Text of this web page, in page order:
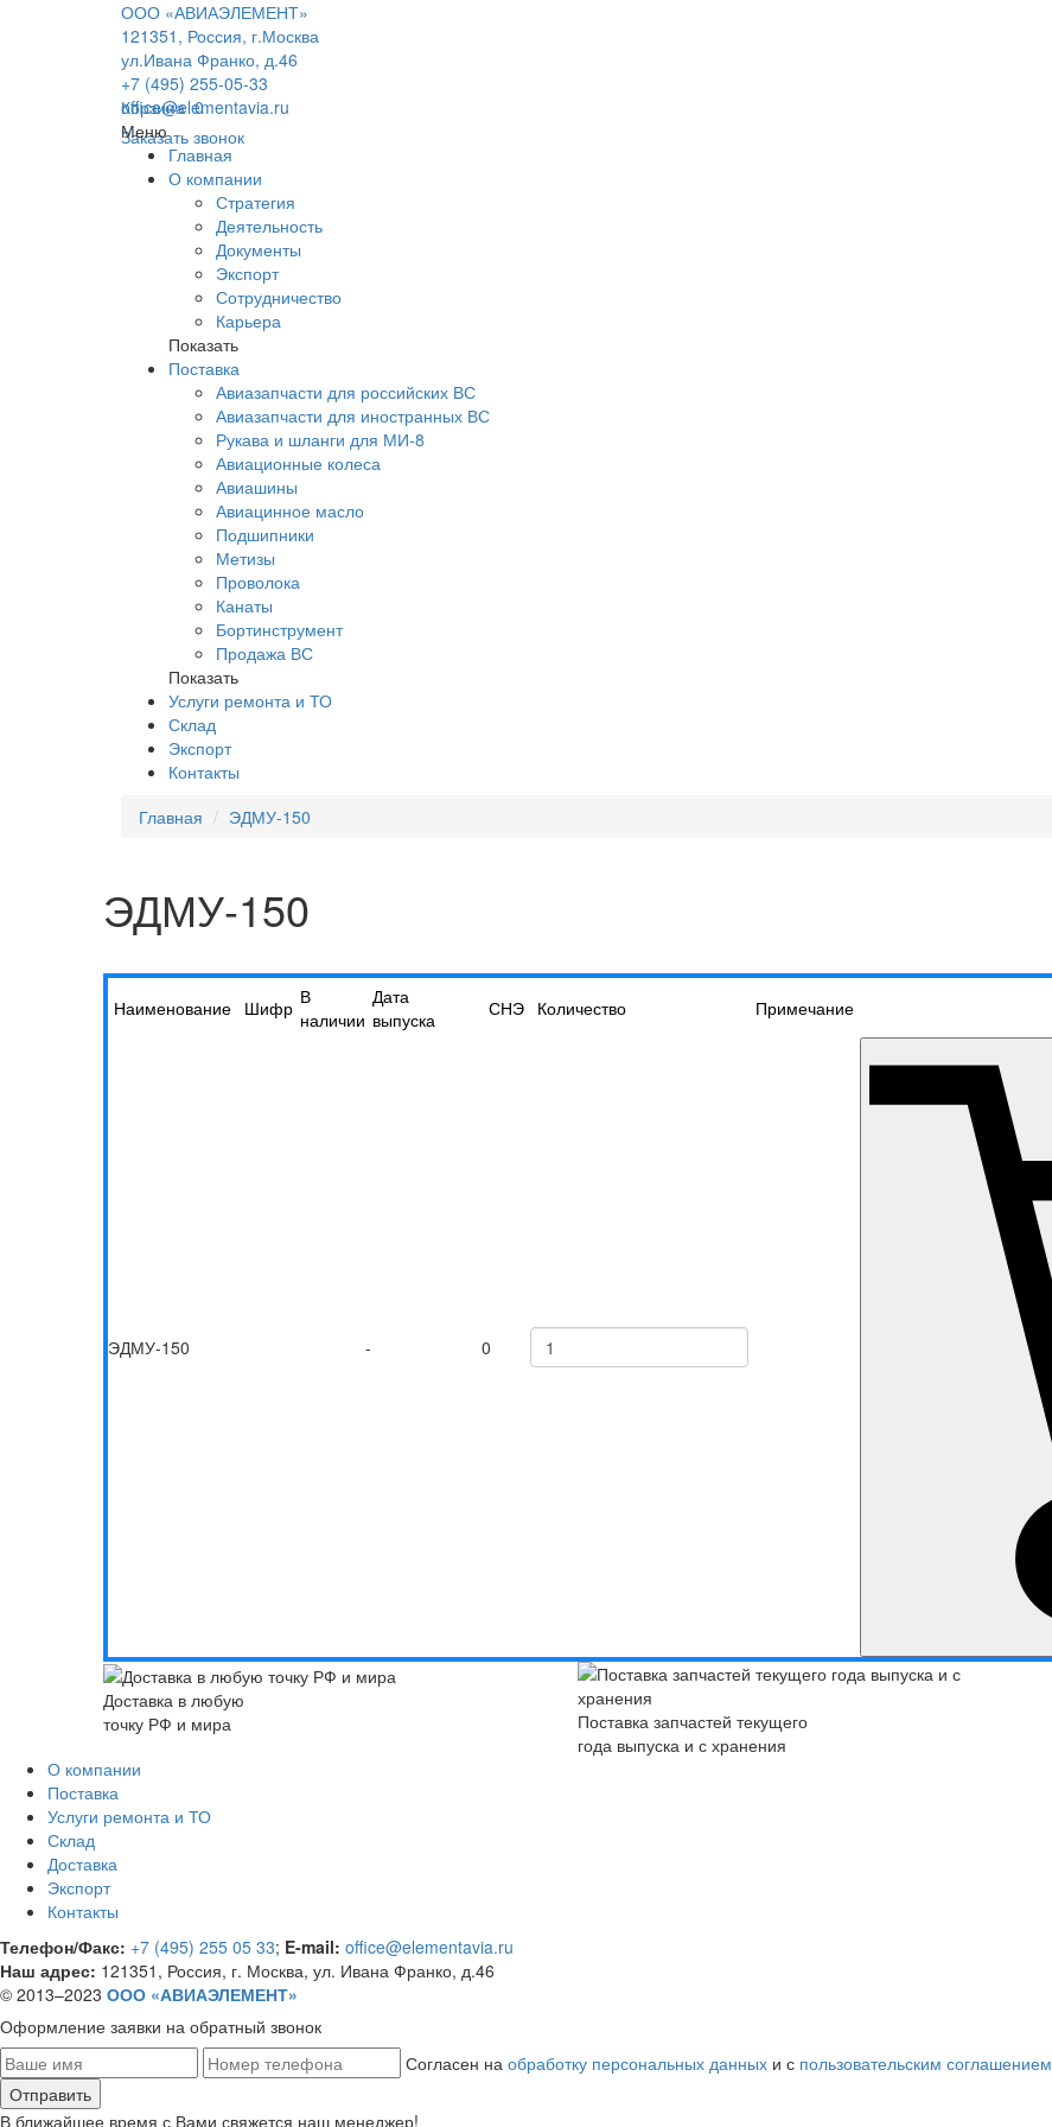
ООО «АВИАЭЛЕМЕНТ»
121351, Россия, г.Москва
ул.Ивана Франко, д.46
+7 (495) 255-05-33
office@elementavia.ru
Заказать звонок
Корзина0
Меню
Главная
О компании
Стратегия
Деятельность
Документы
Экспорт
Сотрудничество
Карьера
Показать
Поставка
Авиазапчасти для российских ВС
Авиазапчасти для иностранных ВС
Рукава и шланги для МИ-8
Авиационные колеса
Авиашины
Авиацинное масло
Подшипники
Метизы
Проволока
Канаты
Бортинструмент
Продажа ВС
Показать
Услуги ремонта и ТО
Склад
Экспорт
Контакты
Главная
ЭДМУ-150
ЭДМУ-150
Наименование Шифр В
наличии
Дата
выпуска
СНЭ Количество Примечание
ЭДМУ-150 - 0
Доставка в любую
точку РФ и мира
Поставка запчастей текущего
года выпуска и с хранения
О компании
Поставка
Услуги ремонта и ТО
Склад
Доставка
Экспорт
Контакты
Телефон/Факс: +7 (495) 255 05 33; E-mail: office@elementavia.ru
Наш адрес: 121351, Россия, г. Москва, ул. Ивана Франко, д.46
© 2013–2023 ООО «АВИАЭЛЕМЕНТ»
Оформление заявки на обратный звонок
Согласен на обработку персональных данных и с пользовательским соглашением
В ближайшее время с Вами свяжется наш менеджер!